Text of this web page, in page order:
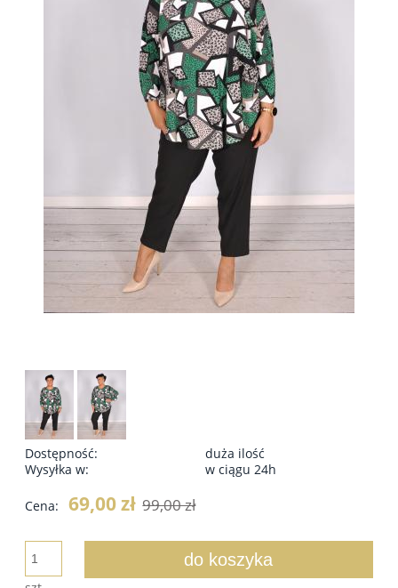
Dostępność:
duża ilość
Wysyłka w:
w ciągu 24h
Cena: 69,00 zł 99,00 zł
do koszyka